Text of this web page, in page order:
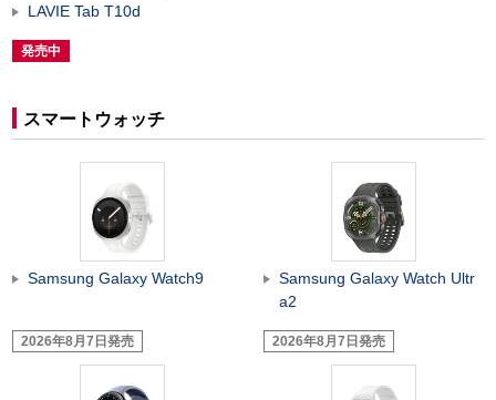
LAVIE Tab T10d
発売中
スマートウォッチ
Samsung Galaxy Watch9
2026年8月7日発売
Samsung Galaxy Watch Ultr
a2
2026年8月7日発売